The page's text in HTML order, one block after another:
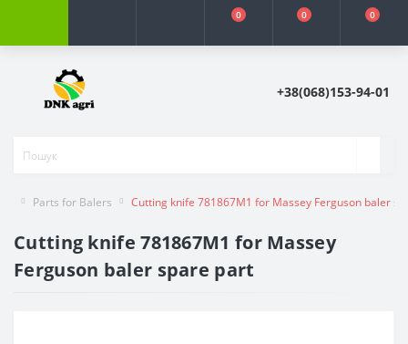
0 0 0
+38(068)153-94-01
Parts for Balers Cutting knife 781867M1 for Massey Ferguson baler
Cutting knife 781867M1 for Massey
Ferguson baler spare part